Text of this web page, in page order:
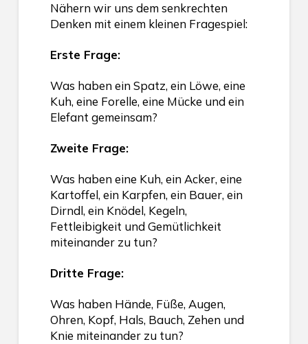
Nähern wir uns dem senkrechten
Denken mit einem kleinen Fragespiel:
Erste Frage:
Was haben ein Spatz, ein Löwe, eine
Kuh, eine Forelle, eine Mücke und ein
Elefant gemeinsam?
Zweite Frage:
Was haben eine Kuh, ein Acker, eine
Kartoffel, ein Karpfen, ein Bauer, ein
Dirndl, ein Knödel, Kegeln,
Fettleibigkeit und Gemütlichkeit
miteinander zu tun?
Dritte Frage:
Was haben Hände, Füße, Augen,
Ohren, Kopf, Hals, Bauch, Zehen und
Knie miteinander zu tun?